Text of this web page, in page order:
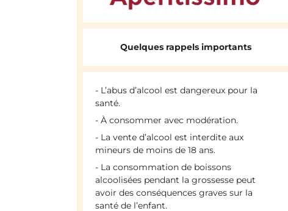
Quelques rappels importants
- L’abus d’alcool est dangereux pour la
santé.
- À consommer avec modération.
- La vente d’alcool est interdite aux
mineurs de moins de 18 ans.
- La consommation de boissons
alcoolisées pendant la grossesse peut
avoir des conséquences graves sur la
santé de l’enfant.